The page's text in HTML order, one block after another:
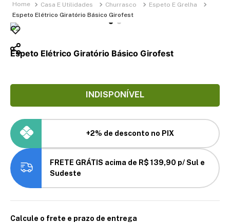
Casa E Utilidades Churrasco
Espeto E Grelha
Espeto Elétrico Giratório Básico Girofest
Espeto Elétrico Giratório Básico Girofest
INDISPONÍVEL
+2% de desconto no PIX
FRETE GRÁTIS acima de R$ 139,90 p/ Sul e
Sudeste
Calcule o frete e prazo de entrega